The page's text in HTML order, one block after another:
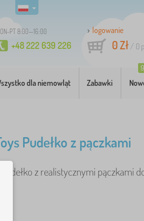
PT 8:00—16:00
+48 222 639 226
logowanie
0 Zł/ 0
dla niemowląt Zabawki
Pudełko z pączkami
z realistycznymi pączkami